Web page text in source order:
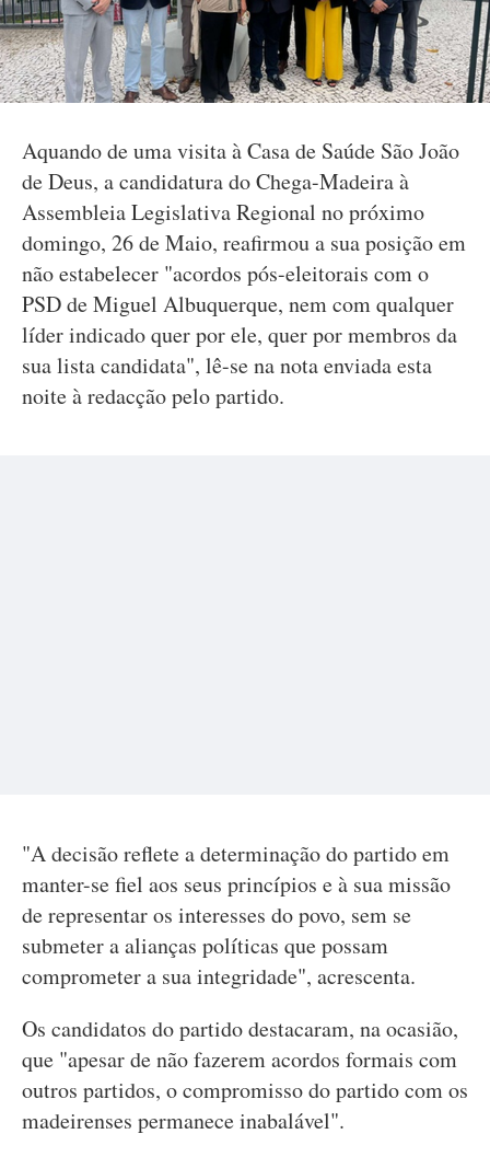
Aquando de uma visita à Casa de Saúde São João
de Deus, a candidatura do Chega-Madeira à
Assembleia Legislativa Regional no próximo
domingo, 26 de Maio, reafirmou a sua posição em
não estabelecer "acordos pós-eleitorais com o
PSD de Miguel Albuquerque, nem com qualquer
líder indicado quer por ele, quer por membros da
sua lista candidata", lê-se na nota enviada esta
noite à redacção pelo partido.
"A decisão reflete a determinação do partido em
manter-se fiel aos seus princípios e à sua missão
de representar os interesses do povo, sem se
submeter a alianças políticas que possam
comprometer a sua integridade", acrescenta.
Os candidatos do partido destacaram, na ocasião,
que "apesar de não fazerem acordos formais com
outros partidos, o compromisso do partido com os
madeirenses permanece inabalável".